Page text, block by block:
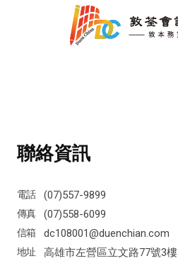
聯絡資訊
(07)557-9899
(07)558-6099
dc108001@duenchian.com
高雄市左營區立文路77號3樓